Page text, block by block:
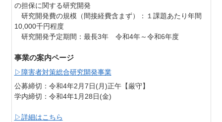
の担保に関する研究開発
研究開発費の規模（間接経費含まず）：１課題あたり年間
10,000千円程度
研究開発予定期間：最長3年 令和4年～令和6年度
事業の案内ページ
▷障害者対策総合研究開発事業
公募締切：令和4年2月7日(月)正午【厳守】
学内締切：令和4年1月28日(金)
▷詳細はこちら